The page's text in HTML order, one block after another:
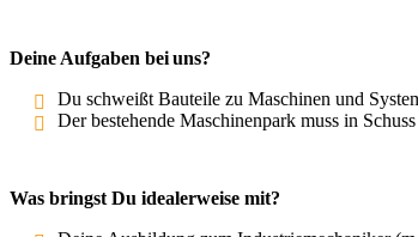
Deine Aufgaben bei uns?
Du schweißt Bauteile zu Maschinen und
Der bestehende Maschi­nenpark muss in
Was bringst Du idealer­weise mit?